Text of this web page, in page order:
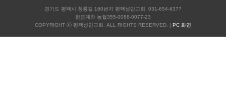
경기도 평택시 청룡길 160번지 평택성민교회. 031-654-6377
헌금계좌 농협355-0088-0077-23
COPYRIGHT ⓒ 평택성민교회. ALL RIGHTS RESERVED. | PC 화면